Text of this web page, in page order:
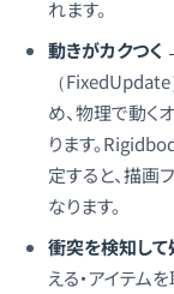
れます。
動きがカクつ
（
め、物理で動く
ります。
定すると、描画
なります。
衝突を検知して
える・アイテム